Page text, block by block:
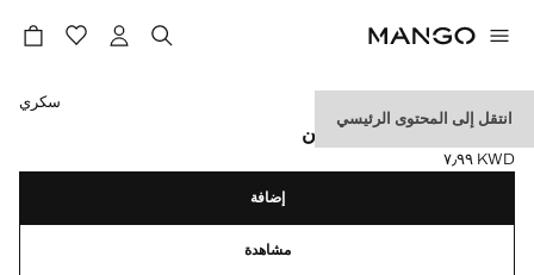
انتقل إلى المحتوى الرئيسي
تي شيرت مطبوع من القطن
السعر الحالي [KWD ٧٫٩٩ ]
KWD ٧٫٩٩
حدد اللون
سكري
إضافة
مشاهدة